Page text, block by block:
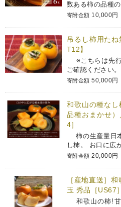
数ある柿の品種
寄附金額 10,000円
吊るし柿用た
T12】
※こちらは先行
ご確認ください
寄附金額 50,000円
和歌山の種な
品種おまかせ
4］
柿の生産量日
し柿。 お口に広
寄附金額 20,000円
［産地直送］
玉 秀品［US67］
和歌山の柿!甘